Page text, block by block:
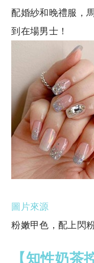
配婚紗和晚禮服，
到在場男士！
圖片來源
粉嫩甲色，配上閃
【知性奶茶